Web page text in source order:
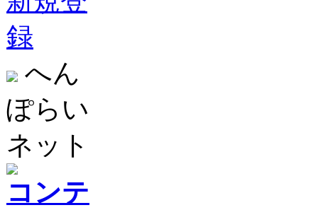
録
へん
ぽらい
ネット
コンテ